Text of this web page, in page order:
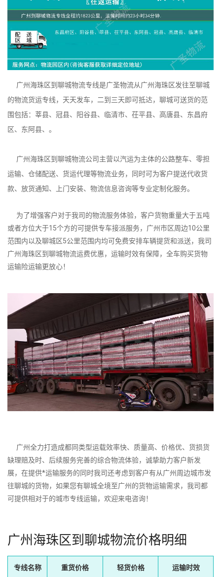
广州海珠区到聊城物流专线是广圣物流从广州海珠区发往至聊城
的物流货运专线，天天发车，二到三天即可抵达，聊城可送货的范
围包括：莘县、冠县、阳谷县、临清市、茌平县、高唐县、东昌府
区、东阿县、。
广州海珠区到聊城物流公司主营以汽运为主体的公路整车、零担
运输、仓储配送、货运代理等物流业务，同时可为客户提送代收货
款、放货通知、上门安装、物流信息咨询等专业定制化服务。
为了增强客户对于我司的物流服务体验，客户货物重量大于五吨
或者方位大于15个方的可提供专车接派服务，广州市区周边10公里
范围内以及聊城区5公里范围内均可免费安排车辆提货和派送，我司
广州海珠区到聊城物流运费优惠，运输时效有保障，全车购买货物
运输险运输更放心！
广州全力打造成都同类型运载效率快、质量高、价格优、货损货
缺理赔及时、后续服务完善的综合物流体验，诚挚助力客户新发
展，在提供*运输服务的同时我司还考虑到客户有从广州周边城市发
往聊城的货物，如果您有聊城全境至广州的货物运输需求，我司都
可提供相对于的城市专线运输，欢迎来电咨询！
广州海珠区到聊城物流价格明细
专线名称 重货价格 轻货价格 运输时效